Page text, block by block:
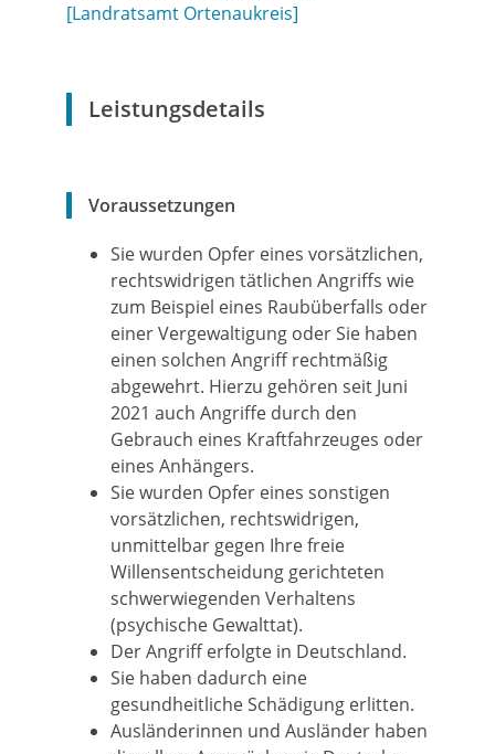
[Landratsamt Ortenaukreis]
Leistungsdetails
Voraussetzungen
Sie wurden Opfer eines vorsätzlichen,
rechtswidrigen tätlichen Angriffs wie
zum Beispiel eines Raubüberfalls oder
einer Vergewaltigung oder Sie haben
einen solchen Angriff rechtmäßig
abgewehrt. Hierzu gehören seit Juni
2021 auch Angriffe durch den
Gebrauch eines Kraftfahrzeuges oder
eines Anhängers.
Sie wurden Opfer eines sonstigen
vorsätzlichen, rechtswidrigen,
unmittelbar gegen Ihre freie
Willensentscheidung gerichteten
schwerwiegenden Verhaltens
(psychische Gewalttat).
Der Angriff erfolgte in Deutschland.
Sie haben dadurch eine
gesundheitliche Schädigung erlitten.
Ausländerinnen und Ausländer haben